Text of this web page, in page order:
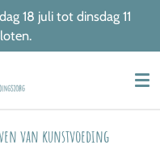
18 juli tot dinsdag 11
van kunstvoeding